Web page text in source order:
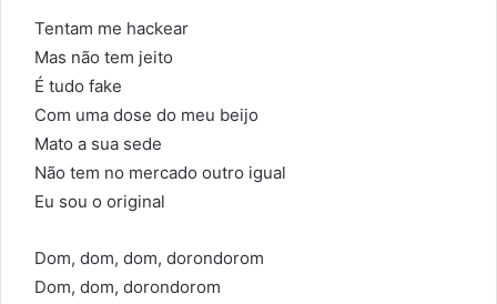
Tentam me hackear
Mas não tem jeito
É tudo fake
Com uma dose do meu beijo
Mato a sua sede
Não tem no mercado outro igual
Eu sou o original
Dom, dom, dom, dorondorom
Dom, dom, dorondorom